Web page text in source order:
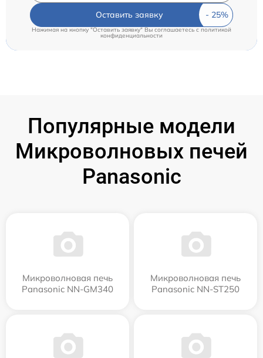
Оставить заявку
Нажимая на кнопку "Оставить заявку" Вы соглашаетесь cполитикой
конфиденциальности
Популярные модели
Микроволновых печей
Panasonic
Микроволновая печь
Panasonic NN-GM340
Микроволновая печь
Panasonic NN-ST250